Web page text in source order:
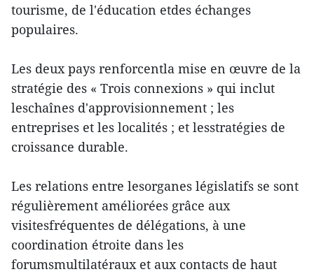
tourisme, de l'éducation etdes échanges
populaires.
Les deux pays renforcentla mise en œuvre de la
stratégie des « Trois connexions » qui inclut
leschaînes d'approvisionnement ; les
entreprises et les localités ; et lesstratégies de
croissance durable.
Les relations entre lesorganes législatifs se sont
régulièrement améliorées grâce aux
visitesfréquentes de délégations, à une
coordination étroite dans les
forumsmultilatéraux et aux contacts de haut